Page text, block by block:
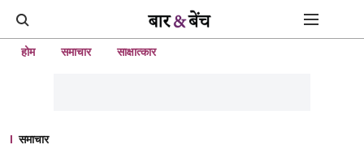
होम समाचार साक्षात्कार
समाचार